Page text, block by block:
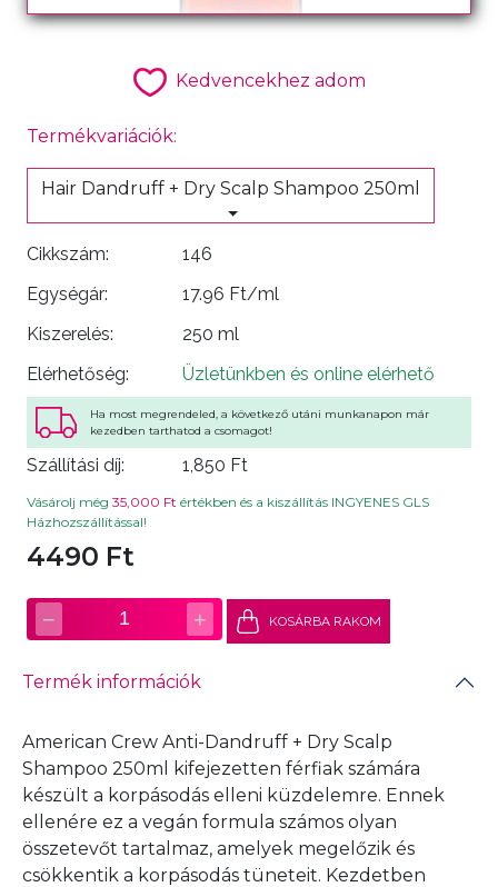
Kedvencekhez adom
Termékvariációk:
Hair Dandruff + Dry Scalp Shampoo 250ml
Cikkszám:
146
Egységár:
17.96 Ft/ml
Kiszerelés:
250 ml
Elérhetőség:
Üzletünkben és online elérhető
Ha most megrendeled, a következő utáni munkanapon már
kezedben tarthatod a csomagot!
Szállítási díj: 1,850 Ft
Vásárolj még 35,000 Ft értékben és a kiszállítás INGYENES GLS
Házhozszállítással!
4490 Ft
− 1 + KOSÁRBA RAKOM
Termék információk
American Crew Anti-Dandruff + Dry Scalp
Shampoo 250ml kifejezetten férfiak számára
készült a korpásodás elleni küzdelemre. Ennek
ellenére ez a vegán formula számos olyan
összetevőt tartalmaz, amelyek megelőzik és
csökkentik a korpásodás tüneteit. Kezdetben